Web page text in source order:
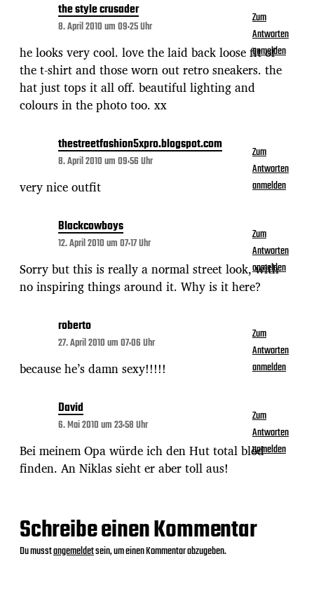
the style crusader
8. April 2010 um 09:25 Uhr
he looks very cool. love the laid back loose fit of
the t-shirt and those worn out retro sneakers. the
hat just tops it all off. beautiful lighting and
colours in the photo too. xx
Zum
Antworten
anmelden
thestreetfashion5xpro.blogspot.com
8. April 2010 um 09:56 Uhr
very nice outfit
Zum
Antworten
anmelden
Blackcowboys
12. April 2010 um 07:17 Uhr
Sorry but this is really a normal street look, with
no inspiring things around it. Why is it here?
Zum
Antworten
anmelden
roberto
27. April 2010 um 07:06 Uhr
because he’s damn sexy!!!!!
Zum
Antworten
anmelden
David
6. Mai 2010 um 23:58 Uhr
Bei meinem Opa würde ich den Hut total blöd
finden. An Niklas sieht er aber toll aus!
Zum
Antworten
anmelden
Schreibe einen Kommentar
Du musstangemeldetsein, um einen Kommentar abzugeben.